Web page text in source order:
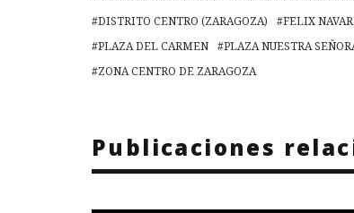
DISTRITO CENTRO (ZARAGOZA)
FELIX
PLAZA DEL CARMEN
PLAZA NUESTRA
ZONA CENTRO DE ZARAGOZA
Publicaciones